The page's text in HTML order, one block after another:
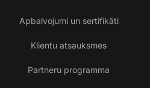
Apbalvojumi un sertifikāti
Klientu atsauksmes
Partneru programma